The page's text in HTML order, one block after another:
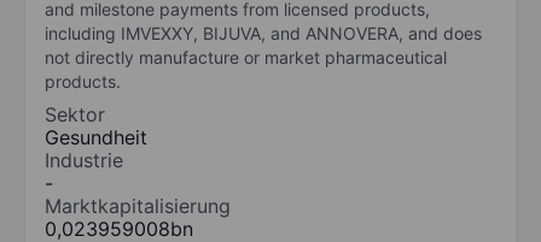
and milestone payments from licensed products,
including IMVEXXY, BIJUVA, and ANNOVERA, and does
not directly manufacture or market pharmaceutical
products.
Sektor
Gesundheit
Industrie
-
Marktkapitalisierung
0,023959008bn